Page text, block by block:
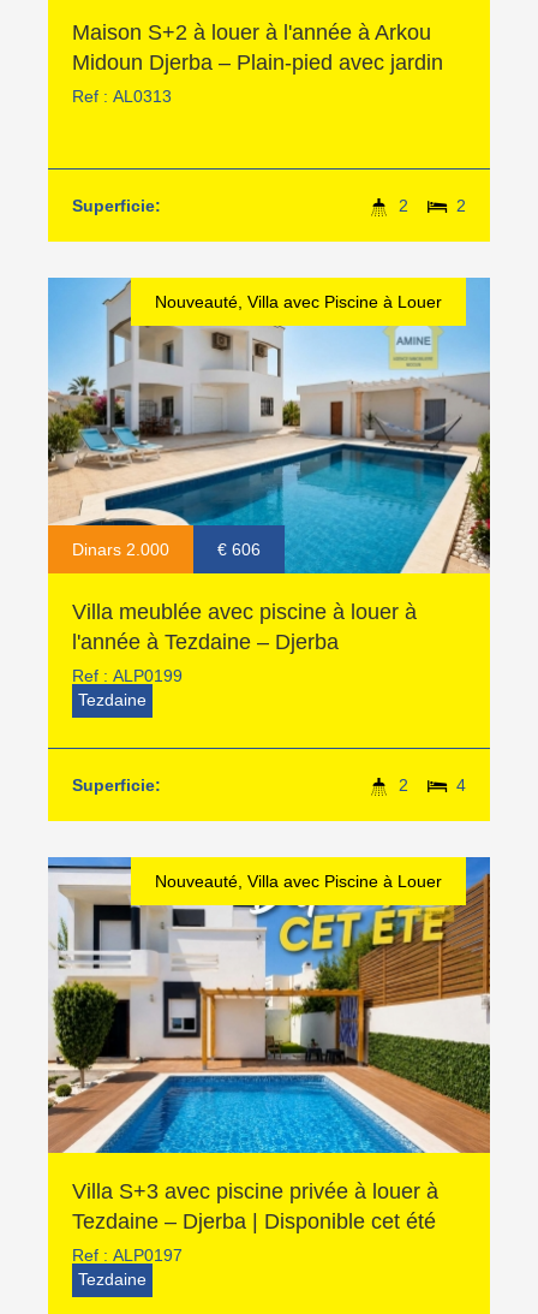
Maison S+2 à louer à l'année à Arkou
Midoun Djerba – Plain-pied avec jardin
Ref : AL0313
Superficie: 2
2
Nouveauté, Villa avec Piscine à Louer
Dinars 2.000 € 606
Villa meublée avec piscine à louer à
l'année à Tezdaine – Djerba
Ref : ALP0199
Tezdaine
Superficie: 4
2
Nouveauté, Villa avec Piscine à Louer
Villa S+3 avec piscine privée à louer à
Tezdaine – Djerba | Disponible cet été
Ref : ALP0197
Tezdaine